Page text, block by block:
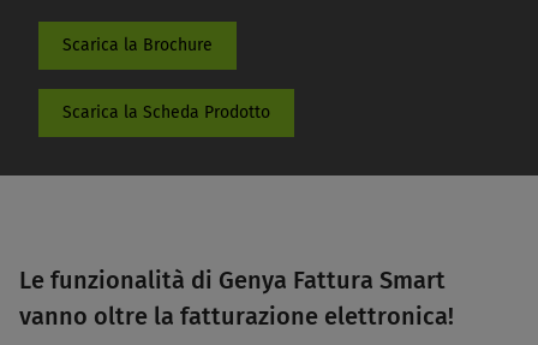
Scarica la Brochure
Scarica la Scheda Prodotto
Le funzionalità di Genya Fattura Smart
vanno oltre la fatturazione elettronica!